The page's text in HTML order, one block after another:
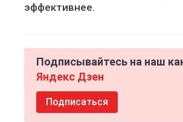
эффективнее.
Подписывайтесь на наш
Яндекс Дзен
Подписаться